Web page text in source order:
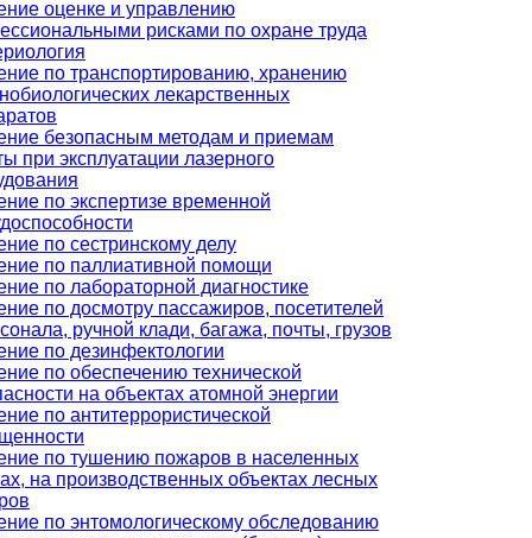
оценке и управлению
рисками по охране труда
по транспортированию, хранению
лекарственных
безопасным методам и приемам
при эксплуатации лазерного
по экспертизе временной
по сестринскому делу
по паллиативной помощи
по лабораторной диагностике
по досмотру пассажиров, посетителей
ручной клади, багажа, почты, грузов
по дезинфектологии
по обеспечению технической
на объектах атомной энергии
по антитеррористической
по тушению пожаров в населенных
на производственных объектах лесных
по энтомологическому обследованию